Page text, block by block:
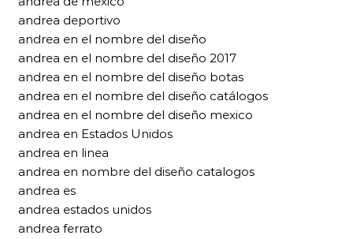
andrea deportivo
andrea en el nombre del diseño
andrea en el nombre del diseño 2017
andrea en el nombre del diseño botas
andrea en el nombre del diseño catálogos
andrea en el nombre del diseño mexico
andrea en Estados Unidos
andrea en linea
andrea en nombre del diseño catalogos
andrea es
andrea estados unidos
andrea ferrato